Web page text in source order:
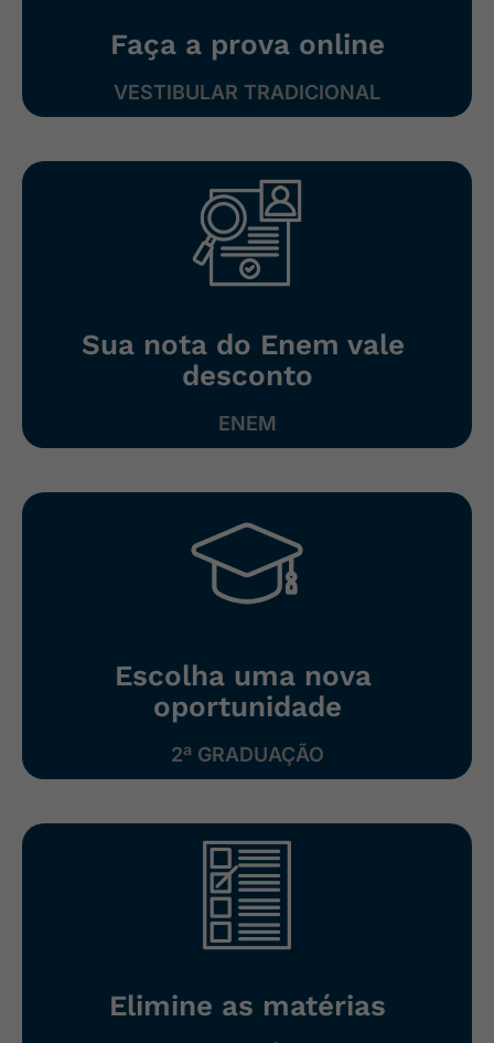
Faça a prova ​online
VESTIBULAR ​TRADICIONAL
Sua nota ​do Enem vale ​
desconto
ENEM
Escolha uma ​nova ​
oportunidade
2ª GRADUAÇÃO
Elimine as ​matérias